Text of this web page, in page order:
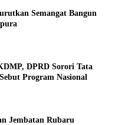
Semangat Bangun
DPRD Sorori Tata
Program Nasional
Jembatan Rubaru